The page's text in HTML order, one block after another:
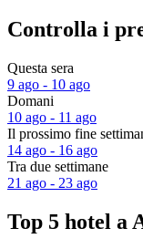
Controlla i
Questa sera
9 ago - 10 ago
Domani
10 ago - 11 ago
Il prossimo fine
14 ago - 16 ago
Tra due settimane
21 ago - 23 ago
Top 5 hotel a